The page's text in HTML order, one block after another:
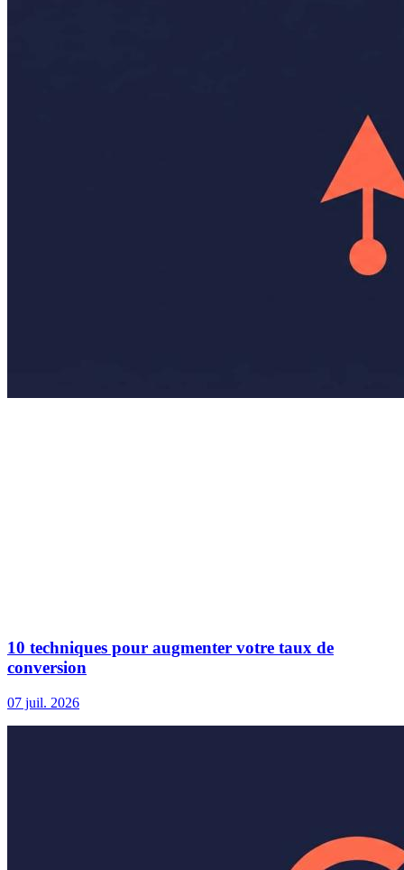
10 techniques pour augmenter votre taux de
conversion
07 juil. 2026